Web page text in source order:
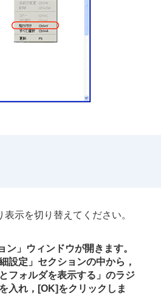
示を切り替えてください。
ン」ウィンドウが開きます。
設定」セクションの中から，
フォルダを表示する」のラジ
入れ，[OK]をクリックしま